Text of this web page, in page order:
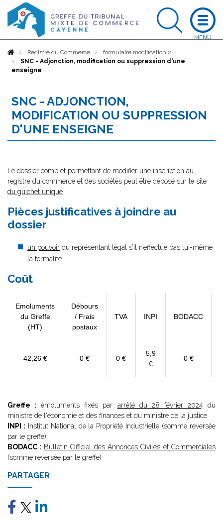
AccueilRegistre du Commerce
formulaire modification 2
SNC - Adjonction, modification ou suppression d'une
enseigne
SNC - ADJONCTION,
MODIFICATION OU SUPPRESSION
D'UNE ENSEIGNE
Le dossier complet permettant de modifier une inscription au
registre du commerce et des sociétés peut être déposé sur le site
du guichet unique
Pièces justificatives à joindre au
dossier
un pouvoir du représentant légal s’il n’effectue pas lui-même
la formalité
Coût
Emoluments
du Greffe
(HT)
Débours
/ Frais
postaux
TVA INPI BODACC
42,26 € 0 € 0 €
5,9
€
0 €
Greffe : émoluments fixés par arrêté du 28 février 2024 du
ministre de l'économie et des finances et du ministre de la justice
INPI : Institut National de la Propriété Industrielle (somme reversée
par le greffe)
BODACC : Bulletin Officiel des Annonces Civiles et Commerciales
(somme reversée par le greffe)
PARTAGER